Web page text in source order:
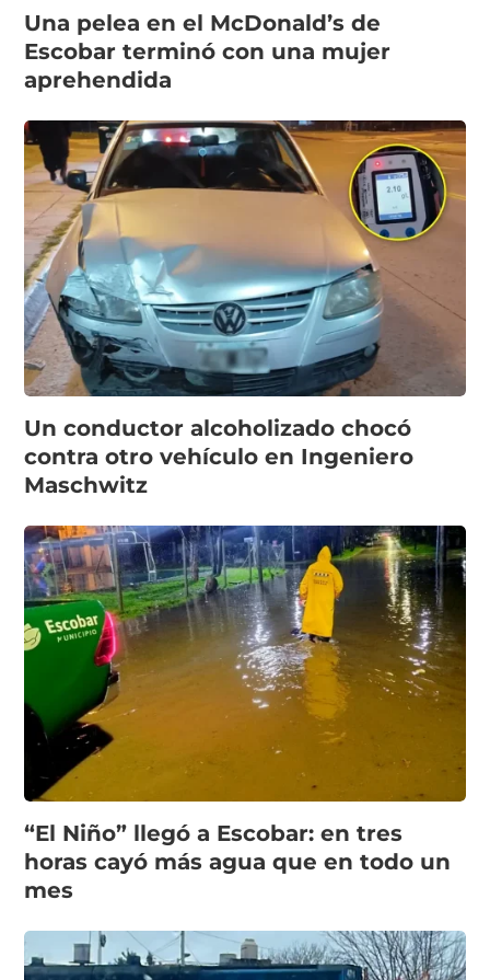
Una pelea en el McDonald’s de
Escobar terminó con una mujer
aprehendida
Un conductor alcoholizado chocó
contra otro vehículo en Ingeniero
Maschwitz
“El Niño” llegó a Escobar: en tres
horas cayó más agua que en todo un
mes